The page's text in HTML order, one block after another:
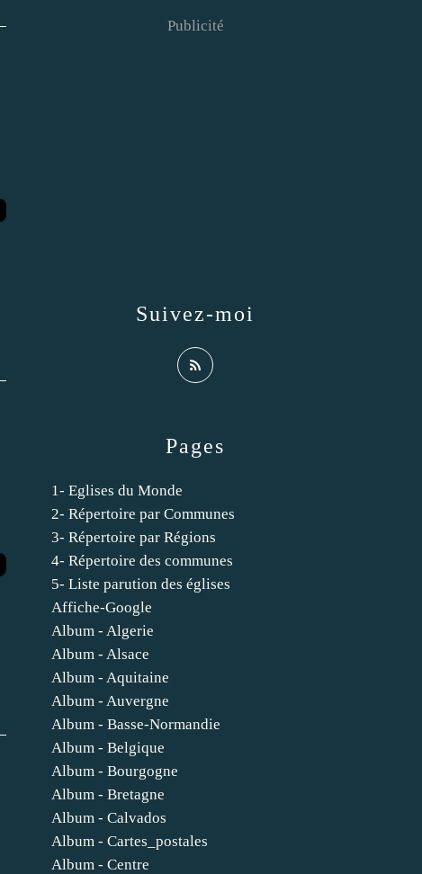
Pages
1- Eglises du Monde
2- Répertoire par Communes
3- Répertoire par Régions
4- Répertoire des communes
5- Liste parution des églises
Affiche-Google
Album - Algerie
Album - Alsace
Album - Aquitaine
Album - Auvergne
Album - Basse-Normandie
Album - Belgique
Album - Bourgogne
Album - Bretagne
Album - Calvados
Album - Cartes_postales
Album - Centre
Suivez-moi
Publicité